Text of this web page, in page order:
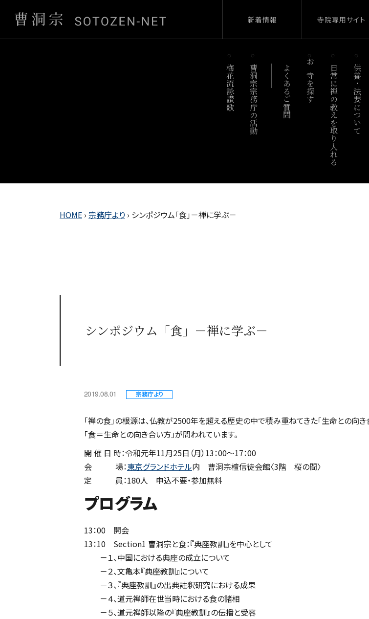
新着情報 寺院専用サイト
梅花流詠讃歌 曹洞宗宗務庁の活動 よくあるご質問 お寺を探す 日常に禅の教えを取り入れる 供養・法要について
HOME › 宗務庁より › シンポジウム「食」－禅に学ぶ－
シンポジウム「食」－禅に学ぶ－
2019.08.01 宗務庁より
「禅の食」の根源は、仏教が2500年を超える歴史の中で積み重ねてきた「生命との向
「食＝生命との向き合い方」が問われています。
開 催 日 時：令和元年11月25日（月）13：00～17：00
会 場：東京グランドホテル内 曹洞宗檀信徒会館〈3階 桜の間〉
定 員：180人 申込不要・参加無料
プログラム
13：00 開会
13：10 Section1 曹洞宗と食：『典座教訓』を中心として
－１、中国における典座の成立について
－２、文亀本『典座教訓』について
－３、『典座教訓』の出典註釈研究における成果
－４、道元禅師在世当時における食の諸相
－５、道元禅師以降の『典座教訓』の伝播と受容